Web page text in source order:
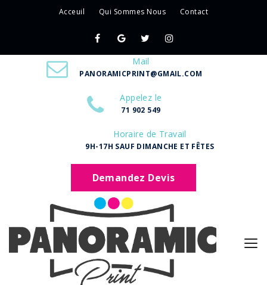
Acceuil Qui Sommes Nous Contact
Mail
PANORAMICPRINT@GMAIL.COM
Appelez le
71 902 549
Horaire de Travail
9H-17H SAUF DIMANCHE ET FÊTES
Demandez Devis